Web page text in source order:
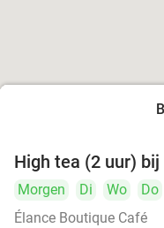
High tea (2 uur)
Morgen Di Wo Do
Élance Boutique Café